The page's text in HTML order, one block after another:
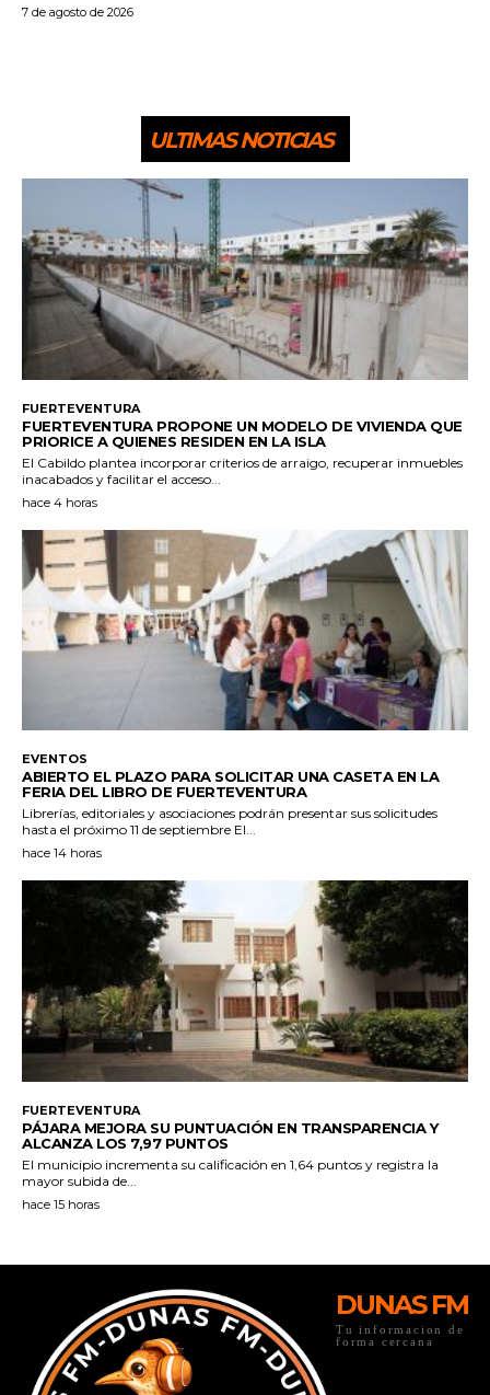
DUNAS FM
Tu informacion de
forma cercana